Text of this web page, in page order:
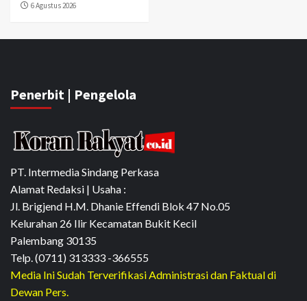
6 Agustus 2026
Penerbit | Pengelola
PT. Intermedia Sindang Perkasa
Alamat Redaksi | Usaha :
Jl. Brigjend H.M. Dhanie Effendi Blok 47 No.05
Kelurahan 26 Ilir Kecamatan Bukit Kecil
Palembang 30135
Telp. (0711) 313333 -366555
Media Ini Sudah Terverifikasi Administrasi dan Faktual di
Dewan Pers.